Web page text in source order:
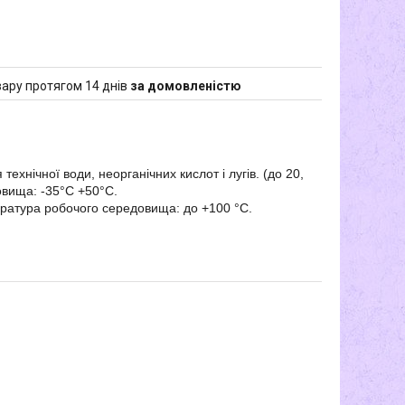
протягом 14 днів за домовленістю
води, неорганічних кислот і лугів. (до 20,
-35°С +50°С.
робочого середовища: до +100 °C.